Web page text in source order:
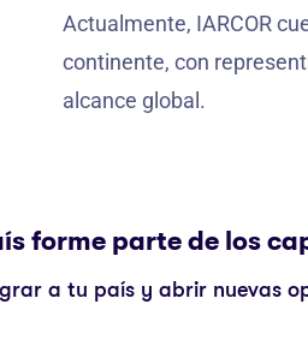
Actualmente, IARCOR
continente, con
alcance global.
forme parte de los
a tu país y abrir nuevas